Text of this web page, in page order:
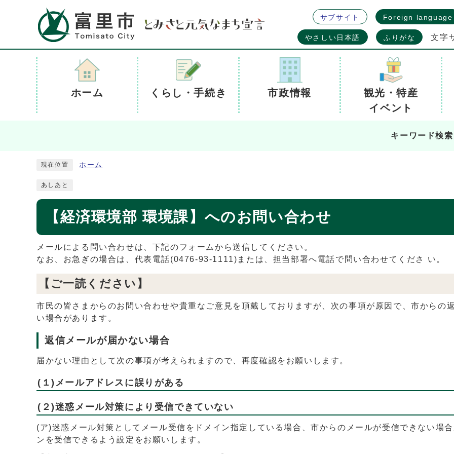
サブサイト Foreign language
やさしい日本語 ふりがな 文字
ホーム くらし・手続き 市政情報
観光・特産
イベント
キーワード検索
現在位置 ホーム
あしあと
【経済環境部 環境課】へのお問い合わせ
メールによる問い合わせは、下記のフォームから送信してください。
なお、お急ぎの場合は、代表電話(0476-93-1111)または、担当部署へ電話で問い合わせてくださ い。
【ご一読ください】
市民の皆さまからのお問い合わせや貴重なご意見を頂戴しておりますが、次の事項が原因で、市からの
い場合があります。
返信メールが届かない場合
届かない理由として次の事項が考えられますので、再度確認をお願いします。
(１)メールアドレスに誤りがある
(２)迷惑メール対策により受信できていない
(ア)迷惑メール対策としてメール受信をドメイン指定している場合、市からのメールが受信できない場
ンを受信できるよう設定をお願いします。